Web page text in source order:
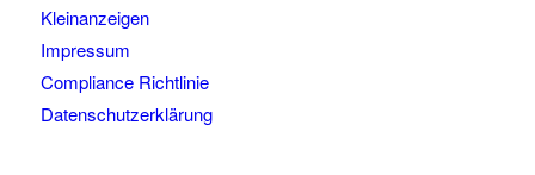
Kleinanzeigen
Impressum
Compliance Richtlinie
Datenschutzerklärung